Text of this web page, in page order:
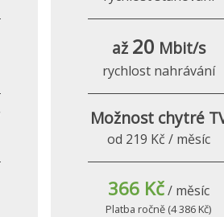
až 20 Mbit/s
rychlost nahrávání
Možnost chytré
od 219 Kč / měsíc
366 Kč/ měsíc
Platba ročně (4 386 Kč)